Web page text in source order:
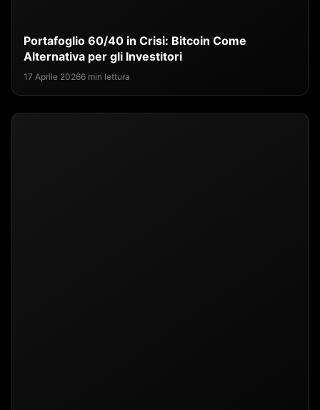
Portafoglio 60/40 in Crisi: Bitcoin Come
Alternativa per gli Investitori
17 Aprile 20266 min lettura